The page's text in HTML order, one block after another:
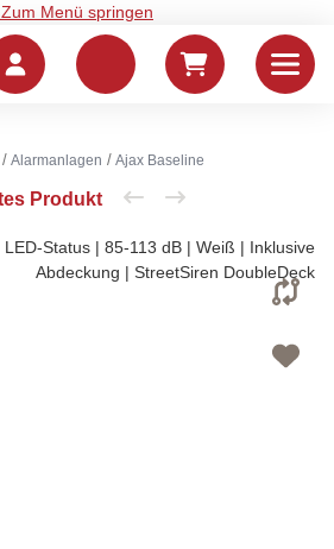
Zum Menü springen
Alarmanlagen
Ajax Baseline